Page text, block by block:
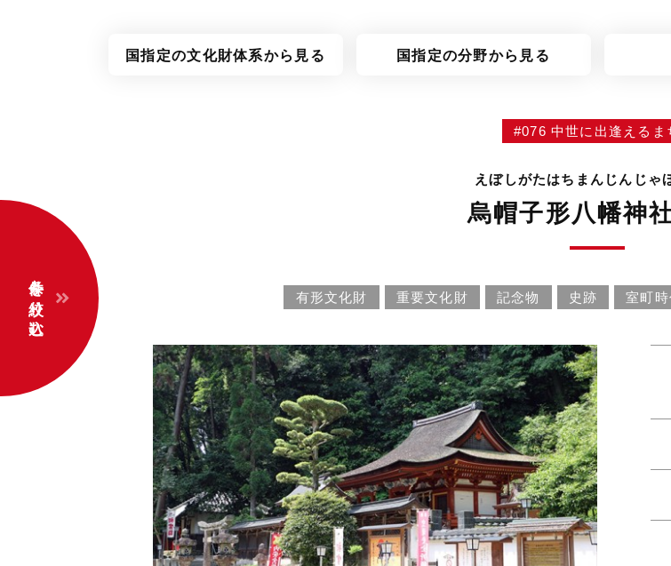
国指定の文化財体系から見る 国指定の分野から見る
条件を絞り込む
#076 中世に出逢えるま
えぼしがたはちまんじんじゃ
烏帽子形八幡神
有形文化財 重要文化財 記念物 史跡 室町時